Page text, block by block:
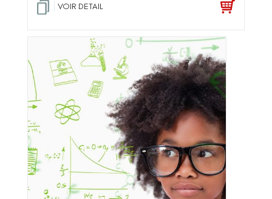
VOIR DETAIL